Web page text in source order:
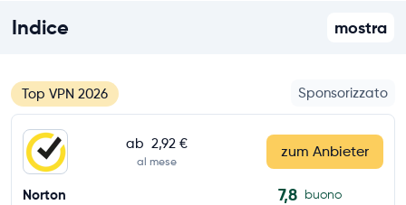
Indice mostra
Top VPN 2026 Sponsorizzato
ab 2,92 €
al mese
zum Anbieter
Norton 7,8 buono